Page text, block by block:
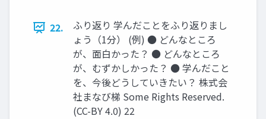
22.
ふり返り 学んだことをふり返りまし
ょう（1分） (例) ● どんなところ
が、面白かった？ ● どんなところ
が、むずかしかった？ ● 学んだこと
を、今後どうしていきたい？ 株式会
社まなび梯 Some Rights Reserved.
(CC-BY 4.0) 22